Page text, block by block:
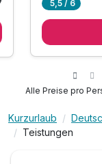
2 x
1 x Flasche
großzügige
inkl. Nutzung
5,5 / 6
Alle Preise pro
Kurzurlaub
Teistungen